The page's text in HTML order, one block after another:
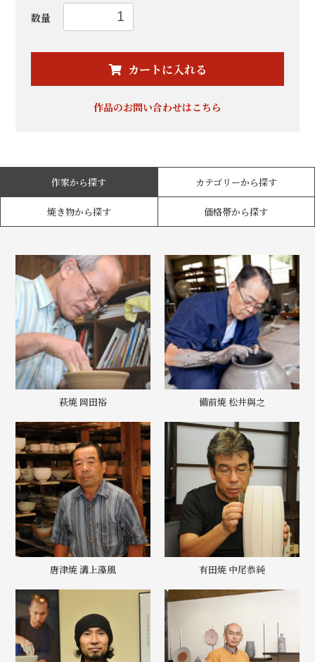
数量
カートに入れる
お買い物を続ける カートへ進む
作品のお問い合わせはこちら
作家から探す カテゴリーから探す
焼き物から探す 価格帯から探す
萩焼 岡田裕 備前焼 松井與之
唐津焼 溝上藻風 有田焼 中尾恭純